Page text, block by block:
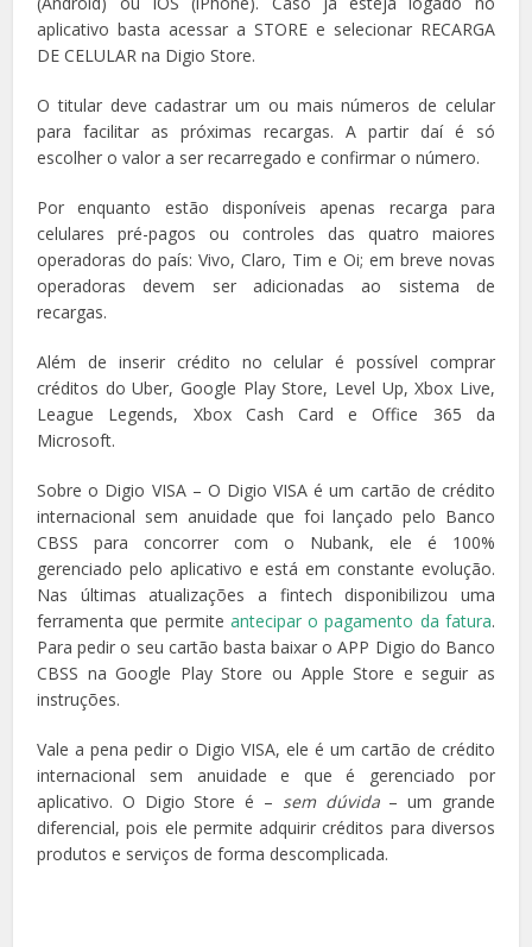
aplicativo basta acessar a STORE e selecionar RECARGA
DE CELULAR na Digio Store.
O titular deve cadastrar um ou mais números de celular
para facilitar as próximas recargas. A partir daí é só
escolher o valor a ser recarregado e confirmar o número.
Por enquanto estão disponíveis apenas recarga para
celulares pré-pagos ou controles das quatro maiores
operadoras do país: Vivo, Claro, Tim e Oi; em breve novas
operadoras devem ser adicionadas ao sistema de
recargas.
Além de inserir crédito no celular é possível comprar
créditos do Uber, Google Play Store, Level Up, Xbox Live,
League Legends, Xbox Cash Card e Office 365 da
Microsoft.
Sobre o Digio VISA – O Digio VISA é um cartão de crédito
internacional sem anuidade que foi lançado pelo Banco
CBSS para concorrer com o Nubank, ele é 100%
gerenciado pelo aplicativo e está em constante evolução.
Nas últimas atualizações a fintech disponibilizou uma
ferramenta que permite antecipar o pagamento da fatura.
Para pedir o seu cartão basta baixar o APP Digio do Banco
CBSS na Google Play Store ou Apple Store e seguir as
instruções.
Vale a pena pedir o Digio VISA, ele é um cartão de crédito
internacional sem anuidade e que é gerenciado por
aplicativo. O Digio Store é – sem dúvida– um grande
diferencial, pois ele permite adquirir créditos para diversos
produtos e serviços de forma descomplicada.